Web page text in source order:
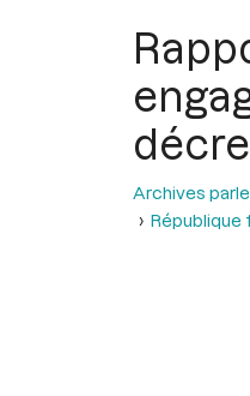
Archives
République